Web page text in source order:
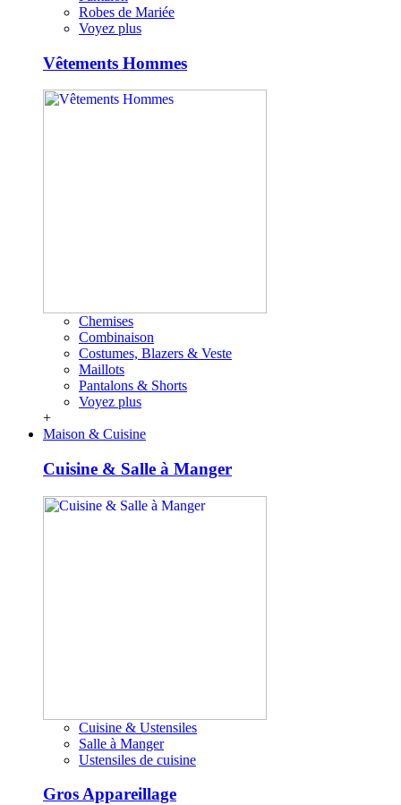
Robes de Mariée
Voyez plus
Vêtements Hommes
Chemises
Combinaison
Costumes, Blazers & Veste
Maillots
Pantalons & Shorts
Voyez plus
+
Maison & Cuisine
Cuisine & Salle à Manger
Cuisine & Ustensiles
Salle à Manger
Ustensiles de cuisine
Gros Appareillage